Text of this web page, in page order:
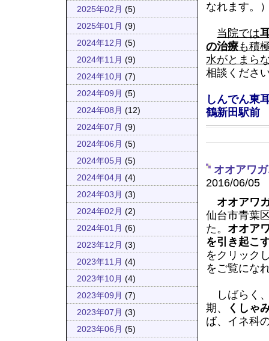
2025年02月 (5)
2025年01月 (9)
2024年12月 (5)
2024年11月 (9)
2024年10月 (7)
2024年09月 (5)
2024年08月 (12)
2024年07月 (9)
2024年06月 (5)
2024年05月 (5)
2024年04月 (4)
2024年03月 (3)
2024年02月 (2)
2024年01月 (6)
2023年12月 (3)
2023年11月 (4)
2023年10月 (4)
2023年09月 (7)
2023年07月 (3)
2023年06月 (5)
なれます。
当院では
の治療も積
水がとまら
相談くださ
しんでん東
鶴新田駅前
オオアワ
2016/06/05
オオアワ
仙台市青葉
た。 オオア
を引き起こ
をクリック
をご覧にな
しばらく
期、
くしゃ
ば、イネ科